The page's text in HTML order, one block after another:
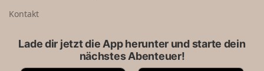
nKontakt
Lade dir jetzt die App herunter und starte dein
nächstes Abenteuer!